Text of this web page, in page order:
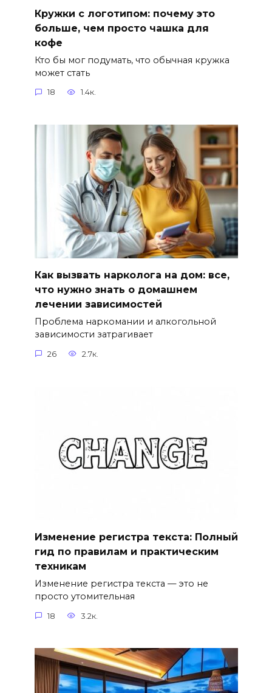
Кружки с логотипом: почему это
больше, чем просто чашка для
кофе
Кто бы мог подумать, что обычная кружка
может стать
18 1.4к.
Как вызвать нарколога на дом: все,
что нужно знать о домашнем
лечении зависимостей
Проблема наркомании и алкогольной
зависимости затрагивает
26 2.7к.
Изменение регистра текста: Полный
гид по правилам и практическим
техникам
Изменение регистра текста — это не
просто утомительная
18 3.2к.